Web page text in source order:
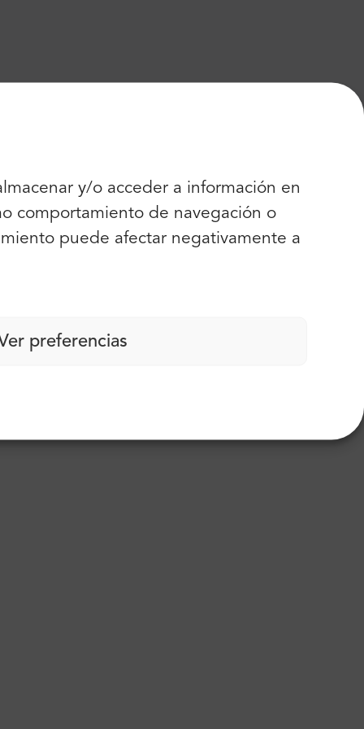
y/o acceder a información en
comportamiento de navegación o
puede afectar negativamente a
preferencias